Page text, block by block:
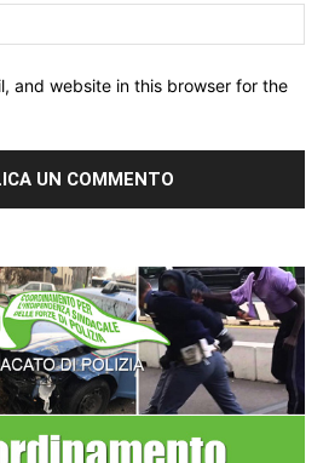
and website in this browser for the